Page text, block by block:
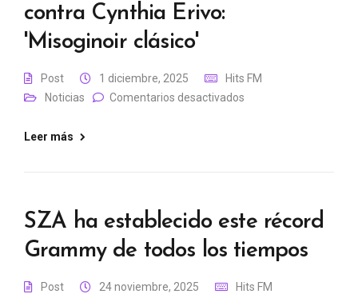
contra Cynthia Erivo:
'Misoginoir clásico'
Post 1 diciembre, 2025
Hits FM
Noticias
Comentarios desactivados
Leer más
SZA ha establecido este récord
Grammy de todos los tiempos
Post 24 noviembre, 2025
Hits FM